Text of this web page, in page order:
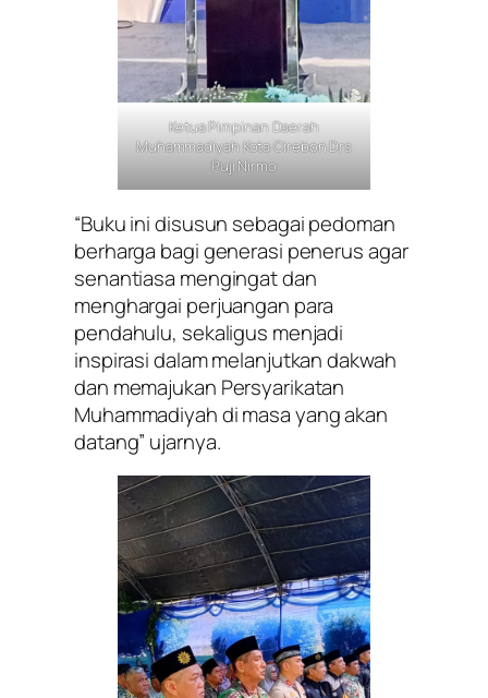
Ketua Pimpinan Daerah
Muhammadiyah Kota Cirebon Drs
Puji Nirmo
“Buku ini disusun sebagai pedoman
berharga bagi generasi penerus agar
senantiasa mengingat dan
menghargai perjuangan para
pendahulu, sekaligus menjadi
inspirasi dalam melanjutkan dakwah
dan memajukan Persyarikatan
Muhammadiyah di masa yang akan
datang” ujarnya.